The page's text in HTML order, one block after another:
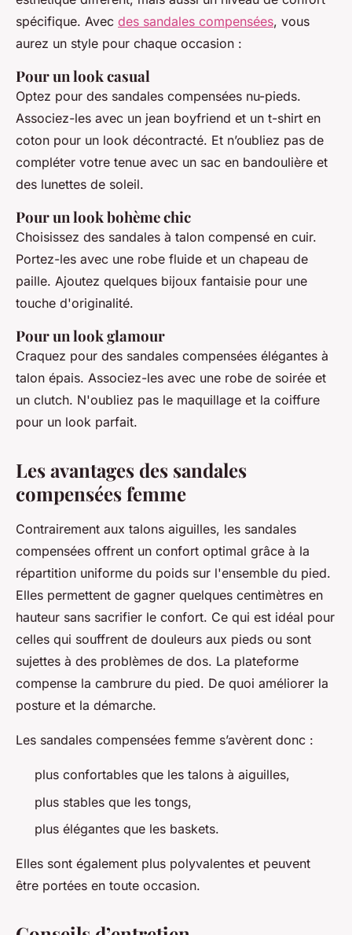
spécifique. Avec des sandales compensées, vous
aurez un style pour chaque occasion :
Pour un look casual
Optez pour des sandales compensées nu-pieds.
Associez-les avec un jean boyfriend et un t-shirt en
coton pour un look décontracté. Et n’oubliez pas de
compléter votre tenue avec un sac en bandoulière et
des lunettes de soleil.
Pour un look bohème chic
Choisissez des sandales à talon compensé en cuir.
Portez-les avec une robe fluide et un chapeau de
paille. Ajoutez quelques bijoux fantaisie pour une
touche d'originalité.
Pour un look glamour
Craquez pour des sandales compensées élégantes à
talon épais. Associez-les avec une robe de soirée et
un clutch. N'oubliez pas le maquillage et la coiffure
pour un look parfait.
Les avantages des sandales
compensées femme
Contrairement aux talons aiguilles, les sandales
compensées offrent un confort optimal grâce à la
répartition uniforme du poids sur l'ensemble du pied.
Elles permettent de gagner quelques centimètres en
hauteur sans sacrifier le confort. Ce qui est idéal pour
celles qui souffrent de douleurs aux pieds ou sont
sujettes à des problèmes de dos. La plateforme
compense la cambrure du pied. De quoi améliorer la
posture et la démarche.
Les sandales compensées femme s’avèrent donc :
plus confortables que les talons à aiguilles,
plus stables que les tongs,
plus élégantes que les baskets.
Elles sont également plus polyvalentes et peuvent
être portées en toute occasion.